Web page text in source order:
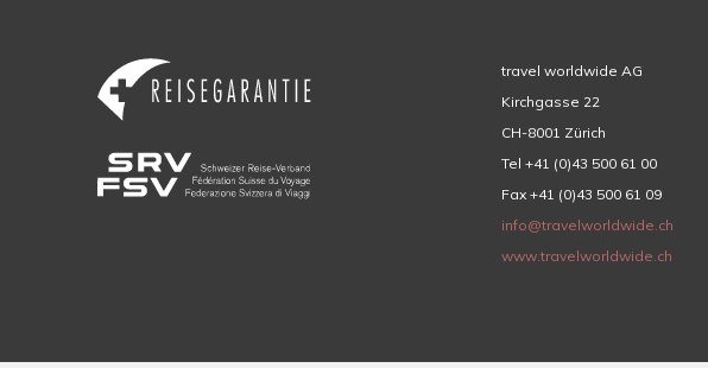
travel worldwide AG
Kirchgasse 22
CH-8001 Zürich
Tel +41 (0)43 500 61 00
Fax +41 (0)43 500 61 09
info@travelworldwide.ch
www.travelworldwide.ch